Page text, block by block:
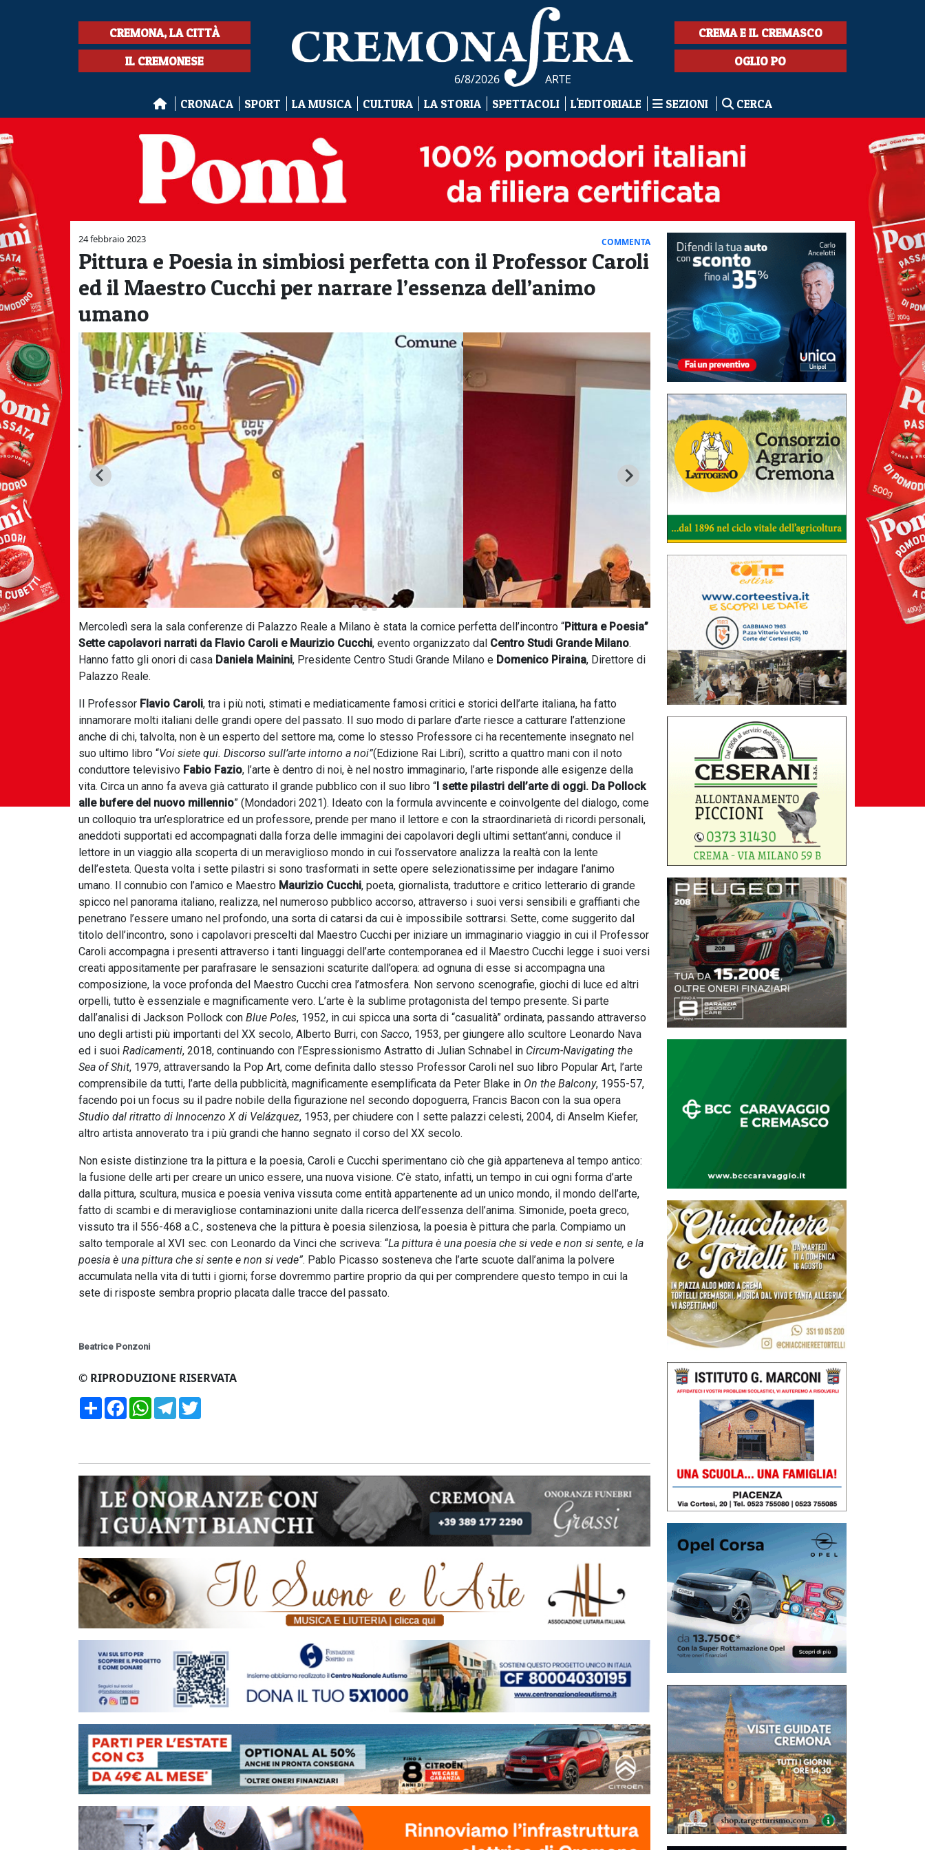
CREMONA, LA CITTÀ
IL CREMONESE
6/8/2026 ARTE
CREMA E IL CREMASCO
OGLIO PO
CRONACA SPORT LA MUSICA CULTURA LA STORIA SPETTACOLI L'EDITORIALE SEZIONI CERCA
24 febbraio 2023 COMMENTA
Pittura e Poesia in simbiosi perfetta con il Professor Caroli
ed il Maestro Cucchi per narrare l’essenza dell’animo
umano
Mercoledì sera la sala conferenze di Palazzo Reale a Milano è stata la cornice perfetta dell’incontro “Pittura e Poesia”
Sette capolavori narrati da Flavio Caroli e Maurizio Cucchi, evento organizzato dal Centro Studi Grande Milano.
Hanno fatto gli onori di casa Daniela Mainini, Presidente Centro Studi Grande Milano e Domenico Piraina, Direttore di
Palazzo Reale.
Il Professor Flavio Caroli, tra i più noti, stimati e mediaticamente famosi critici e storici dell’arte italiana, ha fatto
innamorare molti italiani delle grandi opere del passato. Il suo modo di parlare d’arte riesce a catturare l’attenzione
anche di chi, talvolta, non è un esperto del settore ma, come lo stesso Professore ci ha recentemente insegnato nel
suo ultimo libro “Voi siete qui. Discorso sull’arte intorno a noi”(Edizione Rai Libri), scritto a quattro mani con il noto
conduttore televisivo Fabio Fazio, l’arte è dentro di noi, è nel nostro immaginario, l’arte risponde alle esigenze della
vita. Circa un anno fa aveva già catturato il grande pubblico con il suo libro “I sette pilastri dell’arte di oggi. Da Pollock
alle bufere del nuovo millennio” (Mondadori 2021). Ideato con la formula avvincente e coinvolgente del dialogo, come
un colloquio tra un’esploratrice ed un professore, prende per mano il lettore e con la straordinarietà di ricordi personali,
aneddoti supportati ed accompagnati dalla forza delle immagini dei capolavori degli ultimi settant’anni, conduce il
lettore in un viaggio alla scoperta di un meraviglioso mondo in cui l’osservatore analizza la realtà con la lente
dell’esteta. Questa volta i sette pilastri si sono trasformati in sette opere selezionatissime per indagare l’animo
umano. Il connubio con l’amico e Maestro Maurizio Cucchi, poeta, giornalista, traduttore e critico letterario di grande
spicco nel panorama italiano, realizza, nel numeroso pubblico accorso, attraverso i suoi versi sensibili e graffianti che
penetrano l’essere umano nel profondo, una sorta di catarsi da cui è impossibile sottrarsi. Sette, come suggerito dal
titolo dell’incontro, sono i capolavori prescelti dal Maestro Cucchi per iniziare un immaginario viaggio in cui il Professor
Caroli accompagna i presenti attraverso i tanti linguaggi dell’arte contemporanea ed il Maestro Cucchi legge i suoi versi
creati appositamente per parafrasare le sensazioni scaturite dall’opera: ad ognuna di esse si accompagna una
composizione, la voce profonda del Maestro Cucchi crea l’atmosfera. Non servono scenografie, giochi di luce ed altri
orpelli, tutto è essenziale e magnificamente vero. L’arte è la sublime protagonista del tempo presente. Si parte
dall’analisi di Jackson Pollock con Blue Poles, 1952, in cui spicca una sorta di “casualità” ordinata, passando attraverso
uno degli artisti più importanti del XX secolo, Alberto Burri, con Sacco, 1953, per giungere allo scultore Leonardo Nava
ed i suoi Radicamenti, 2018, continuando con l’Espressionismo Astratto di Julian Schnabel in Circum-Navigating the
Sea of Shit, 1979, attraversando la Pop Art, come definita dallo stesso Professor Caroli nel suo libro Popular Art, l’arte
comprensibile da tutti, l’arte della pubblicità, magnificamente esemplificata da Peter Blake in On the Balcony, 1955-57,
facendo poi un focus su il padre nobile della figurazione nel secondo dopoguerra, Francis Bacon con la sua opera
Studio dal ritratto di Innocenzo X di Velázquez, 1953, per chiudere con I sette palazzi celesti, 2004, di Anselm Kiefer,
altro artista annoverato tra i più grandi che hanno segnato il corso del XX secolo.
Non esiste distinzione tra la pittura e la poesia, Caroli e Cucchi sperimentano ciò che già apparteneva al tempo antico:
la fusione delle arti per creare un unico essere, una nuova visione. C’è stato, infatti, un tempo in cui ogni forma d’arte
dalla pittura, scultura, musica e poesia veniva vissuta come entità appartenente ad un unico mondo, il mondo dell’arte,
fatto di scambi e di meravigliose contaminazioni unite dalla ricerca dell’essenza dell’anima. Simonide, poeta greco,
vissuto tra il 556-468 a.C., sosteneva che la pittura è poesia silenziosa, la poesia è pittura che parla. Compiamo un
salto temporale al XVI sec. con Leonardo da Vinci che scriveva: “La pittura è una poesia che si vede e non si sente, e la
poesia è una pittura che si sente e non si vede”. Pablo Picasso sosteneva che l’arte scuote dall’anima la polvere
accumulata nella vita di tutti i giorni; forse dovremmo partire proprio da qui per comprendere questo tempo in cui la
sete di risposte sembra proprio placata dalle tracce del passato.
Beatrice Ponzoni
© RIPRODUZIONE RISERVATA
CondividiFacebookWhatsApp
Telegram